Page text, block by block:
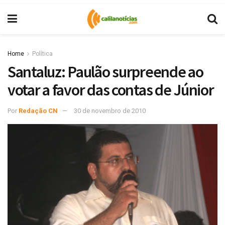
Home Política
Santaluz: Paulão surpreende ao
votar a favor das contas de Júnior
Por Redação CN 30 de novembro de 2010